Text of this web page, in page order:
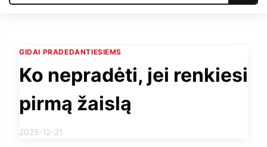
GIDAI PRADEDANTIESIEMS
Ko nepradėti, jei renkiesi
pirmą žaislą
By
2025-12-21